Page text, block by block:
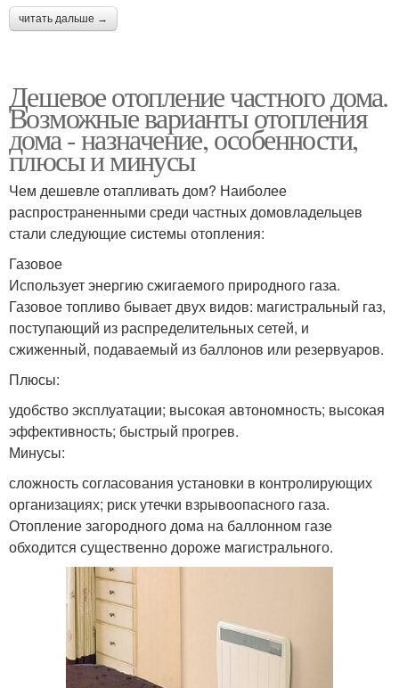
читать дальше →
Дешевое отопление частного дома.
Возможные варианты отопления
дома - назначение, особенности,
плюсы и минусы
Чем дешевле отапливать дом? Наиболее
распространенными среди частных домовладельцев
стали следующие системы отопления:
Газовое
Использует энергию сжигаемого природного газа.
Газовое топливо бывает двух видов: магистральный газ,
поступающий из распределительных сетей, и
сжиженный, подаваемый из баллонов или резервуаров.
Плюсы:
удобство эксплуатации; высокая автономность; высокая
эффективность; быстрый прогрев.
Минусы:
сложность согласования установки в контролирующих
организациях; риск утечки взрывоопасного газа.
Отопление загородного дома на баллонном газе
обходится существенно дороже магистрального.